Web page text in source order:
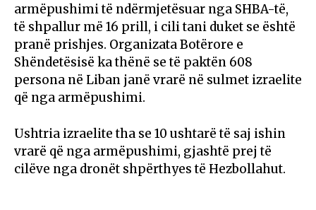
armëpushimi të ndërmjetësuar nga SHBA-të,
të shpallur më 16 prill, i cili tani duket se është
pranë prishjes. Organizata Botërore e
Shëndetësisë ka thënë se të paktën 608
persona në Liban janë vrarë në sulmet izraelite
që nga armëpushimi.
Ushtria izraelite tha se 10 ushtarë të saj ishin
vrarë që nga armëpushimi, gjashtë prej të
cilëve nga dronët shpërthyes të Hezbollahut.